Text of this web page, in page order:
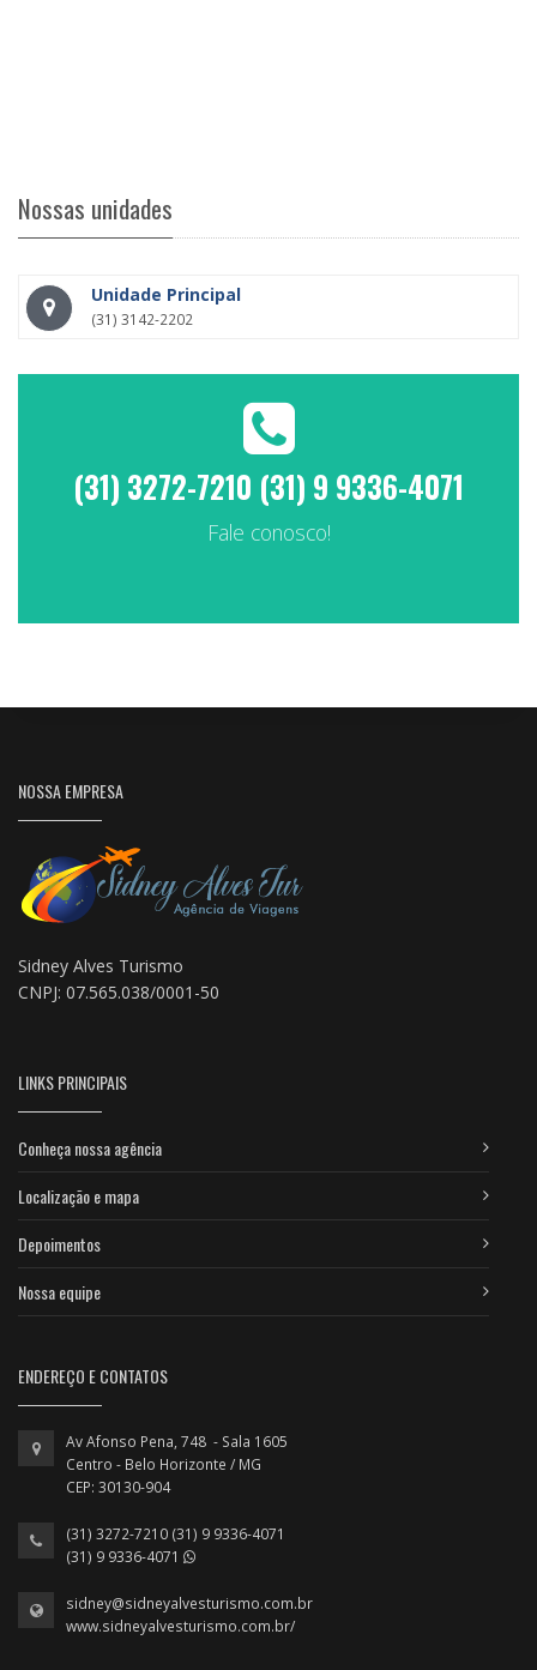
Nossas unidades
Unidade Principal
(31) 3142-2202
(31) 3272-7210 (31) 9 9336-4071
Fale conosco!
NOSSA EMPRESA
Sidney Alves Turismo
CNPJ: 07.565.038/0001-50
LINKS PRINCIPAIS
Conheça nossa agência
Localização e mapa
Depoimentos
Nossa equipe
ENDEREÇO E CONTATOS
Av Afonso Pena, 748 - Sala 1605
Centro - Belo Horizonte / MG
CEP: 30130-904
(31) 3272-7210 (31) 9 9336-4071
(31) 9 9336-4071
sidney@sidneyalvesturismo.com.br
www.sidneyalvesturismo.com.br/